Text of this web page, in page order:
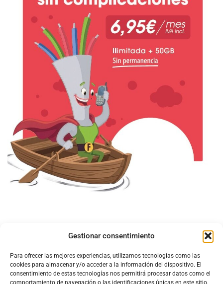
Gestionar consentimiento
Para ofrecer las mejores experiencias, utilizamos tecnologías como las
cookies para almacenar y/o acceder a la información del dispositivo. El
consentimiento de estas tecnologías nos permitirá procesar datos como el
comportamiento de navegación o las identificaciones únicas en este sitio.